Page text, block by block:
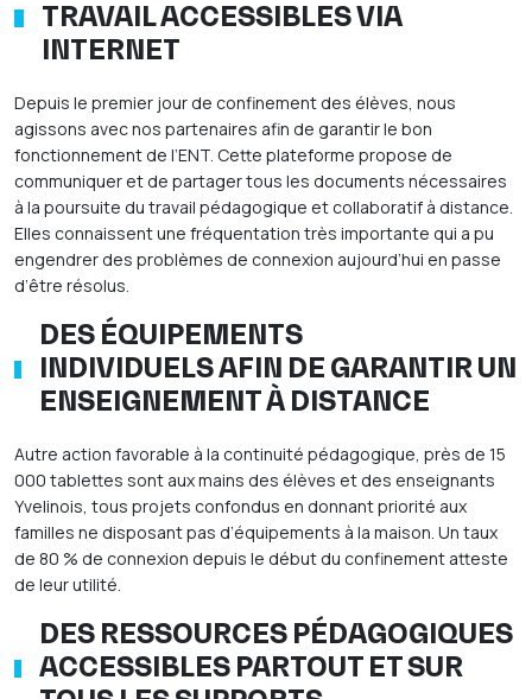
TRAVAIL ACCESSIBLES VIA
INTERNET
Depuis le premier jour de confinement des élèves, nous
agissons avec nos partenaires afin de garantir le bon
fonctionnement de l’ENT. Cette plateforme propose de
communiquer et de partager tous les documents nécessaires
à la poursuite du travail pédagogique et collaboratif à distance.
Elles connaissent une fréquentation très importante qui a pu
engendrer des problèmes de connexion aujourd’hui en passe
d’être résolus.
DES ÉQUIPEMENTS
INDIVIDUELS AFIN DE GARANTIR UN
ENSEIGNEMENT À DISTANCE
Autre action favorable à la continuité pédagogique, près de 15
000 tablettes sont aux mains des élèves et des enseignants
Yvelinois, tous projets confondus en donnant priorité aux
familles ne disposant pas d’équipements à la maison. Un taux
de 80 % de connexion depuis le début du confinement atteste
de leur utilité.
DES RESSOURCES PÉDAGOGIQUES
ACCESSIBLES PARTOUT ET SUR